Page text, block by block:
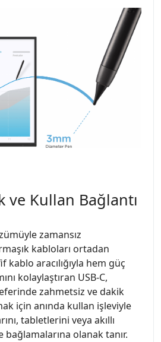
ve Kullan Bağlantı
zamansız
kabloları ortadan
kablo aracılığıyla hem güç
kolaylaştıran USB-C,
zahmetsiz ve dakik
için anında kullan işleviyle
tabletlerini veya akıllı
bağlamalarına olanak tanır.